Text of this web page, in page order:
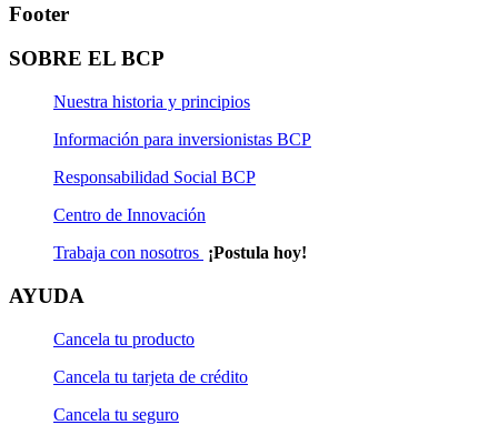
Footer
SOBRE EL BCP
Nuestra historia y principios
Información para inversionistas BCP
Responsabilidad Social BCP
Centro de Innovación
Trabaja con nosotros ¡Postula hoy!
AYUDA
Cancela tu producto
Cancela tu tarjeta de crédito
Cancela tu seguro